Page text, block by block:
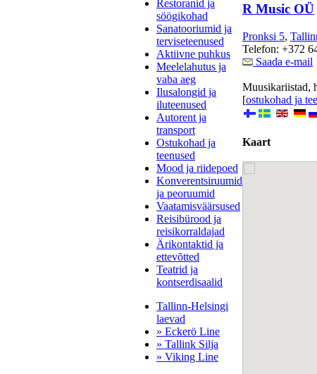
Restoranid ja
söögikohad
Sanatooriumid ja
terviseteenused
Aktiivne puhkus
Meelelahutus ja
vaba aeg
Ilusalongid ja
iluteenused
Autorent ja
transport
Ostukohad ja
teenused
Mood ja riidepoed
Konverentsiruumid
ja peoruumid
Vaatamisväärsused
Reisibürood ja
reisikorraldajad
Ärikontaktid ja
ettevõtted
Teatrid ja
kontserdisaalid
Tallinn-Helsingi
laevad
» Eckerö Line
» Tallink Silja
» Viking Line
R Music OÜ
Pronksi 5,
Telefon: +372
Saada e-mail
Muusikariistad,
[ostukohad ja
Kaart